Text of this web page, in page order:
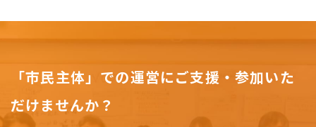
「市民主体」での運営にご支援・参加いた
だけませんか？